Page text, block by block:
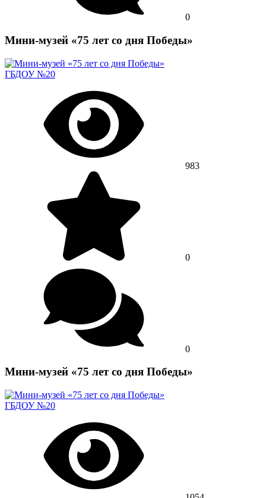
0
Мини-музей «75 лет со дня Победы»
ГБДОУ №20
983
0
0
Мини-музей «75 лет со дня Победы»
ГБДОУ №20